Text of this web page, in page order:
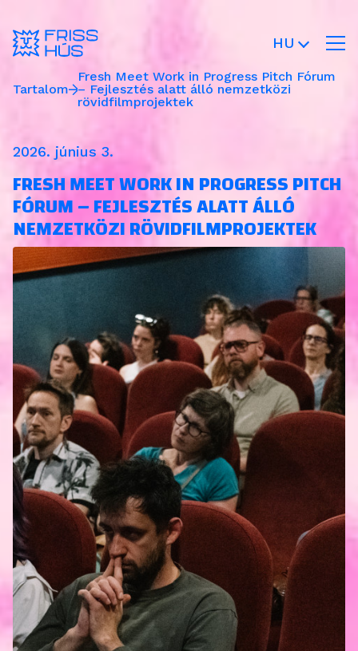
HU
Tartalom
Fresh Meet Work in Progress Pitch Fórum
– Fejlesztés alatt álló nemzetközi
rövidfilmprojektek
2026. június 3.
FRESH MEET WORK IN PROGRESS PITCH
FÓRUM – FEJLESZTÉS ALATT ÁLLÓ
NEMZETKÖZI RÖVIDFILMPROJEKTEK